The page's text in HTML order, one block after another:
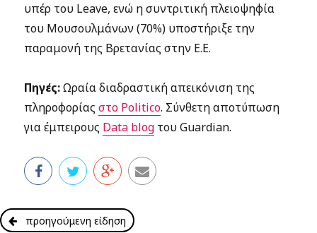
υπέρ του Leave, ενώ η συντριτική πλειοψηφία
του Μουσουλμάνων (70%) υποστήριξε την
παραμονή της Βρετανίας στην Ε.Ε.
Πηγές:Ωραία διαδραστική απεικόνιση της
πληροφορίαςστο Politico. Σύνθετη αποτύπωση
για έμπειρους Data blog του Guardian.
προηγούμενη είδηση